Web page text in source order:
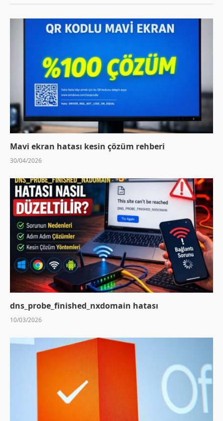
Mavi ekran hatası kesin çözüm rehberi
30/04/2026
dns_probe_finished_nxdomain hatası
10/03/2026